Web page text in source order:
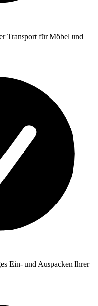
Transport für Möbel und
Ein- und Auspacken Ihrer